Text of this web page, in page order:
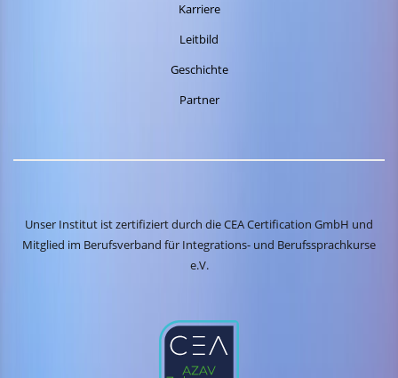
Karriere
Leitbild
Geschichte
Partner
Unser Institut ist zertifiziert durch die CEA Certification GmbH und
Mitglied im Berufsverband für Integrations- und Berufssprachkurse
e.V.